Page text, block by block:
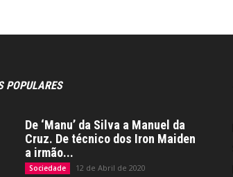
POPULARES
De ‘Manu’ da Silva a Manuel da
Cruz. De técnico dos Iron Maiden
a irmão...
Sociedade 12 de Abril de 2020